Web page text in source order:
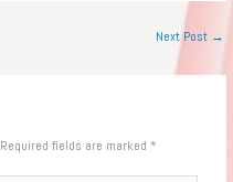
Next Post →
Required fields are marked *